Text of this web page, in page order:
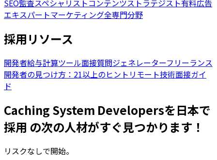
SEO監査スペシャリストコンテンツストラテジスト有料広告
エキスパートマーケティング全専門分野
採用リソース
開発者給与計算ツール面接質問ジェネレーターフリーランス
開発者の見つけ方：21以上のヒント リモート技術面接ガイ
ド
Caching System Developersを日本で
採用 の次の人材がすぐ見つかります！
リスクなしで開始。